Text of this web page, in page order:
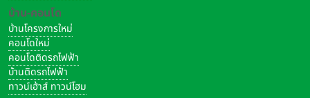
บ้าน-คอนโด
บ้านโครงการใหม่
คอนโดใหม่
คอนโดติดรถไฟฟ้า
บ้านติดรถไฟฟ้า
ทาวน์เฮ้าส์ ทาวน์โฮม